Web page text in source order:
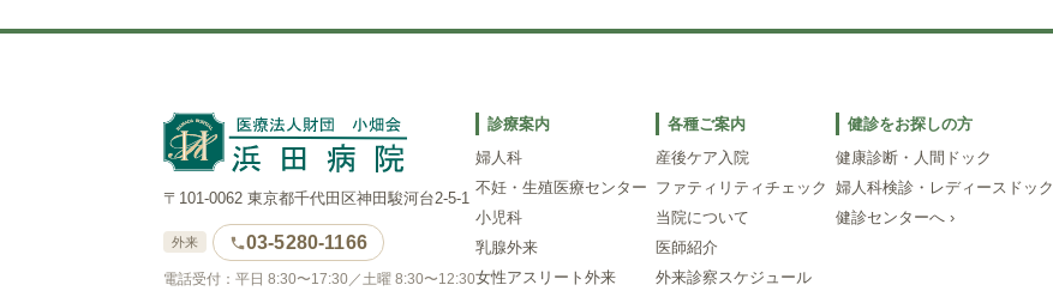
〒101-0062 東京都千代田区神田駿河台2-5-1
外来 03-5280-1166
電話受付：平日 8:30〜17:30／土曜 8:30〜12:30
診療案内
婦人科
不妊・生殖医療センター
小児科
乳腺外来
女性アスリート外来
各種ご案内
産後ケア入院
ファティリティチェック
当院について
医師紹介
外来診察スケジュール
健診をお探しの方
健康診断・人間ドック
婦人科検診・レディースドック
健診センターへ ›